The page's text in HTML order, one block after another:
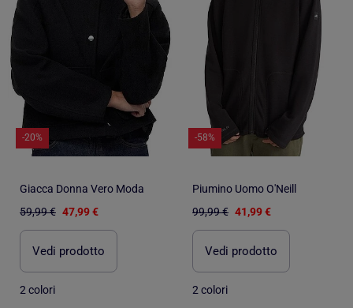
-20%
Giacca Donna Vero Moda
59,99 € 47,99 €
Vedi prodotto
2 colori
-58%
Piumino Uomo O'Neill
99,99 € 41,99 €
Vedi prodotto
2 colori